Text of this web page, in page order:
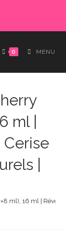
0 MENU
ml |
|
ml), 16 ml |